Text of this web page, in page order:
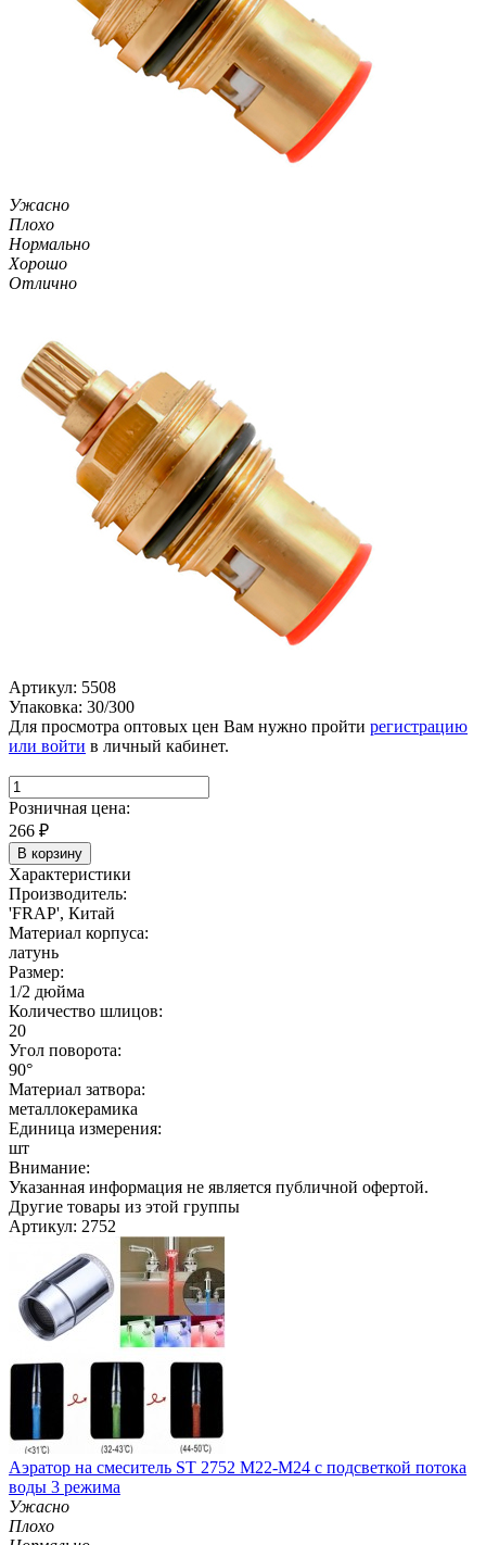
Ужасно
Плохо
Нормально
Хорошо
Отлично
Артикул: 5508
Упаковка: 30/300
Для просмотра оптовых цен Вам нужно пройти регистрацию
или войти в личный кабинет.
Розничная цена:
266 ₽
В корзину
Характеристики
Производитель:
'FRAP', Китай
Материал корпуса:
латунь
Размер:
1/2 дюйма
Количество шлицов:
20
Угол поворота:
90°
Материал затвора:
металлокерамика
Единица измерения:
шт
Внимание:
Указанная информация не является публичной офертой.
Другие товары из этой группы
Артикул: 2752
Аэратор на смеситель ST 2752 M22-M24 с подсветкой потока
воды 3 режима
Ужасно
Плохо